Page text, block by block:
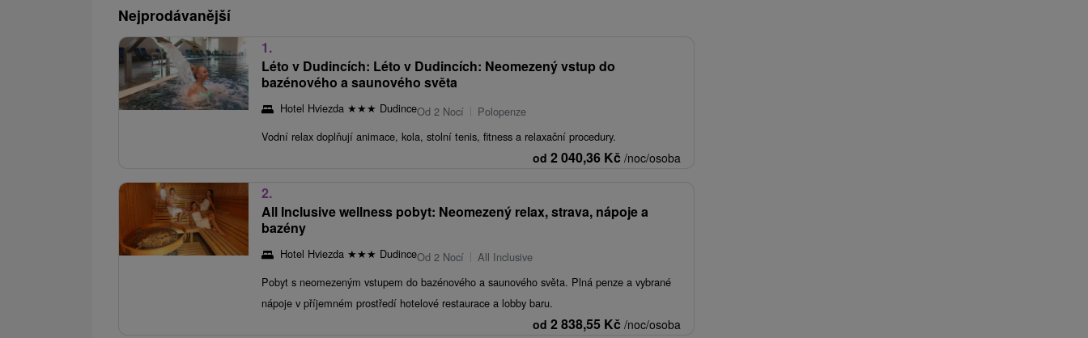
Nejprodávanější
1.
Léto v Dudincích: Léto v Dudincích: Neomezený vstup do
bazénového a saunového světa
Hotel Hviezda ★★★ DudinceOd 2 Nocí
Polopenze
Vodní relax doplňují animace, kola, stolní tenis, fitness a relaxační procedury.
od 2 040,36 Kč /noc/osoba
2.
All Inclusive wellness pobyt: Neomezený relax, strava, nápoje a
bazény
Hotel Hviezda ★★★ DudinceOd 2 Nocí
All Inclusive
Pobyt s neomezeným vstupem do bazénového a saunového světa. Plná penze a vybrané
nápoje v příjemném prostředí hotelové restaurace a lobby baru.
od 2 838,55 Kč /noc/osoba